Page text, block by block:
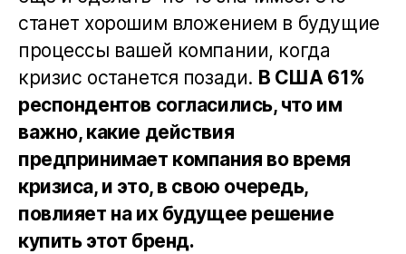
станет хорошим вложением в будущие
процессы вашей компании, когда
кризис останется позади. В США 61%
респондентов согласились, что им
важно, какие действия
предпринимает компания во время
кризиса, и это, в свою очередь,
повлияет на их будущее решение
купить этот бренд.